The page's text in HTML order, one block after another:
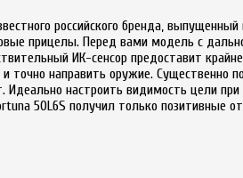
российского бренда,
прицелы. Перед вами модель с
ИК-сенсор предоставит
направить оружие. Существенно
настроить видимость цели
50L6S получил только позитивные